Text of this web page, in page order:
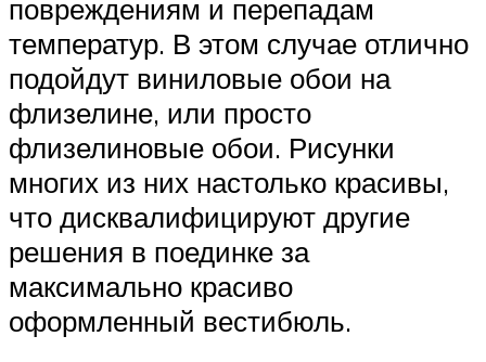
повреждениям и перепадам
температур. В этом случае отлично
подойдут виниловые обои на
флизелине, или просто
флизелиновые обои. Рисунки
многих из них настолько красивы,
что дисквалифицируют другие
решения в поединке за
максимально красиво
оформленный вестибюль.